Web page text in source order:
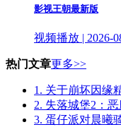
影视王朝最新版
视频播放 | 2026-
热门文章更多>>
1. 关于崩坏因缘
2. 失落城堡2：
3. 蛋仔派对晨曦